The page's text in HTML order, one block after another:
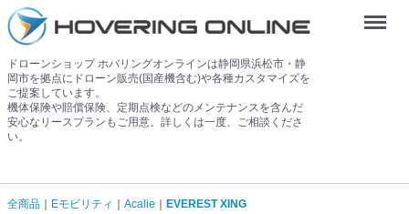
ドローンショップ ホバリングオンラインは静岡県浜松市・静
岡市を拠点にドローン販売(国産機含む)や各種カスタマイズを
ご提案しています。
機体保険や賠償保険、定期点検などのメンテナンスを含んだ
安心なリースプランもご用意。詳しくは一度、ご相談くださ
い。
Menu
全商品 Eモビリティ Acalie EVEREST XING